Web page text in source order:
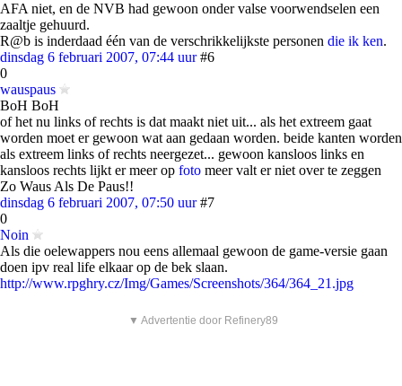
AFA niet, en de NVB had gewoon onder valse voorwendselen een
zaaltje gehuurd.
R@b is inderdaad één van de verschrikkelijkste personen die ik ken.
dinsdag 6 februari 2007, 07:44 uur #6
0
wauspaus
BoH BoH
of het nu links of rechts is dat maakt niet uit... als het extreem gaat
worden moet er gewoon wat aan gedaan worden. beide kanten worden
als extreem links of rechts neergezet... gewoon kansloos links en
kansloos rechts lijkt er meer op foto meer valt er niet over te zeggen
Zo Waus Als De Paus!!
dinsdag 6 februari 2007, 07:50 uur #7
0
Noin
Als die oelewappers nou eens allemaal gewoon de game-versie gaan
doen ipv real life elkaar op de bek slaan.
http://www.rpghry.cz/Img/Games/Screenshots/364/364_21.jpg
▼ Advertentie door Refinery89